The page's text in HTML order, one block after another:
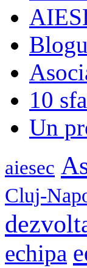
10
Un
aiesec
Cluj-
echipa